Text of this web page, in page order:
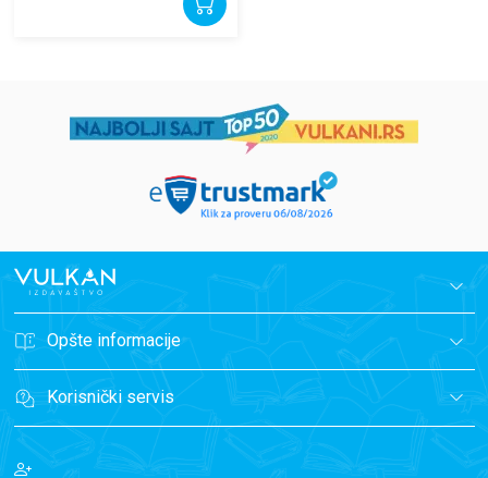
Opšte informacije
Korisnički servis